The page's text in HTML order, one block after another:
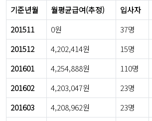
기준년월 월평균급여(추정) 입사자
201511
0원 37명
201512
4,202,414원 15명
201601
4,254,888원 110명
201602
4,203,047원 23명
201603
4,208,962원 23명